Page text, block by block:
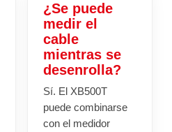
¿Se puede
medir el
cable
mientras se
desenrolla?
Sí. El XB500T
puede combinarse
con el medidor